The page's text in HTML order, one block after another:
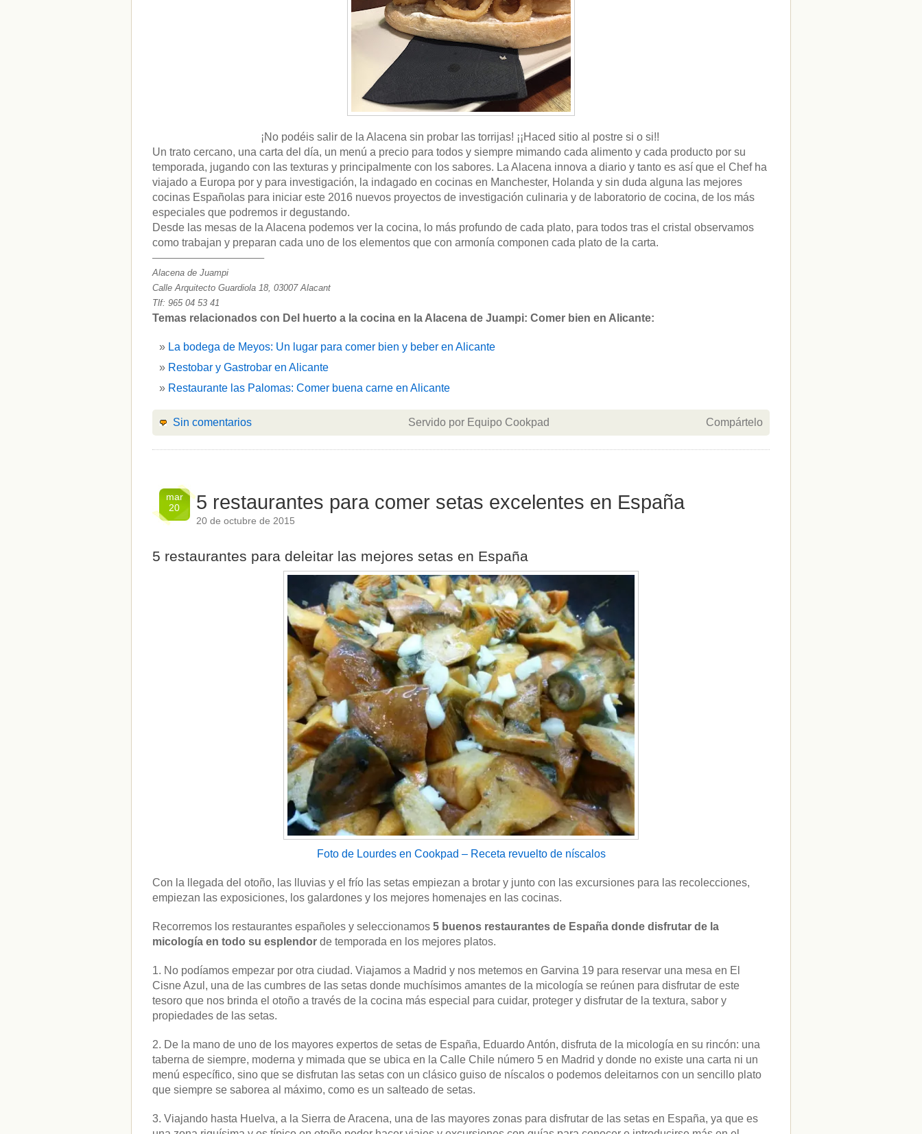
¡No podéis salir de la Alacena sin probar las torrijas! ¡¡Haced sitio al postre si o si!!
Un trato cercano, una carta del día, un menú a precio para todos y siempre mimando cada alimento y cada producto por su
temporada, jugando con las texturas y principalmente con los sabores. La Alacena innova a diario y tanto es así que el Chef ha
viajado a Europa por y para investigación, la indagado en cocinas en Manchester, Holanda y sin duda alguna las mejores
cocinas Españolas para iniciar este 2016 nuevos proyectos de investigación culinaria y de laboratorio de cocina, de los más
especiales que podremos ir degustando.
Desde las mesas de la Alacena podemos ver la cocina, lo más profundo de cada plato, para todos tras el cristal observamos
como trabajan y preparan cada uno de los elementos que con armonía componen cada plato de la carta.
————————————–
Alacena de Juampi
Calle Arquitecto Guardiola 18, 03007 Alacant
Tlf: 965 04 53 41
Temas relacionados con Del huerto a la cocina en la Alacena de Juampi: Comer bien en Alicante:
La bodega de Meyos: Un lugar para comer bien y beber en Alicante
Restobar y Gastrobar en Alicante
Restaurante las Palomas: Comer buena carne en Alicante
Servido por Equipo Cookpad
Sin comentarios Compártelo
mar
20
5 restaurantes para comer setas excelentes en España
20 de octubre de 2015
5 restaurantes para deleitar las mejores setas en España
Foto de Lourdes en Cookpad – Receta revuelto de níscalos
Con la llegada del otoño, las lluvias y el frío las setas empiezan a brotar y junto con las excursiones para las recolecciones,
empiezan las exposiciones, los galardones y los mejores homenajes en las cocinas.
Recorremos los restaurantes españoles y seleccionamos 5 buenos restaurantes de España donde disfrutar de la
micología en todo su esplendor de temporada en los mejores platos.
1. No podíamos empezar por otra ciudad. Viajamos a Madrid y nos metemos en Garvina 19 para reservar una mesa en El
Cisne Azul, una de las cumbres de las setas donde muchísimos amantes de la micología se reúnen para disfrutar de este
tesoro que nos brinda el otoño a través de la cocina más especial para cuidar, proteger y disfrutar de la textura, sabor y
propiedades de las setas.
2. De la mano de uno de los mayores expertos de setas de España, Eduardo Antón, disfruta de la micología en su rincón: una
taberna de siempre, moderna y mimada que se ubica en la Calle Chile número 5 en Madrid y donde no existe una carta ni un
menú específico, sino que se disfrutan las setas con un clásico guiso de níscalos o podemos deleitarnos con un sencillo plato
que siempre se saborea al máximo, como es un salteado de setas.
3. Viajando hasta Huelva, a la Sierra de Aracena, una de las mayores zonas para disfrutar de las setas en España, ya que es